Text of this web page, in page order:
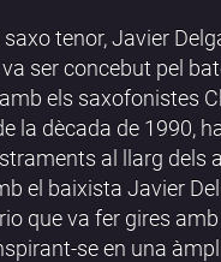
tenor, Javier
ser concebut pel
els saxofonistes
la dècada de 1990,
al llarg dels
el baixista Javier
que va fer gires
se en una